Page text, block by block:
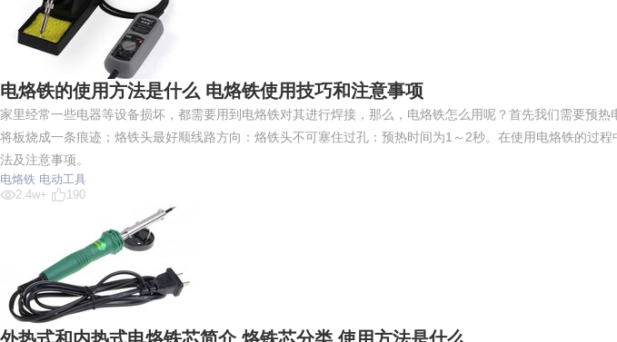
电烙铁的使用方法是什么 电烙铁使用技巧和注意事项
家里经常一些电器等设备损坏，都需要用到电烙铁对其进行焊接，那么，电烙铁怎么用呢？首先我们需要预
将板烧成一条痕迹；烙铁头最好顺线路方向：烙铁头不可塞住过孔：预热时间为1～2秒。在使用电烙铁的过
法及注意事项。
电烙铁 电动工具
2.4w+
190